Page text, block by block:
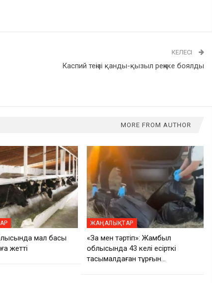
КЕЛЕСІ
Каспий теңізі қанды-қызыл реңкке боялды
MORE FROM AUTHOR
мал басы
жетті
ЖАҢАЛЫҚТАР
«Заң мен тәртіп»: Жамбыл
облысында 43 келі есірткі
тасымалдаған тұрғын…